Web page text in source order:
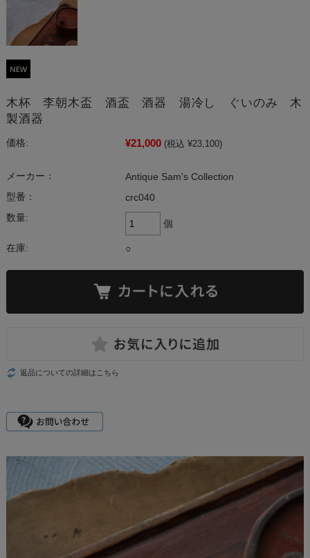
木杯 李朝木盃 酒盃 酒器 湯冷し ぐいのみ 木
製酒器
価格: ¥21,000 (税込 ¥23,100)
メーカー：
Antique Sam's Collection
型番：
crc040
数量:
個
在庫: ○
返品についての詳細はこちら